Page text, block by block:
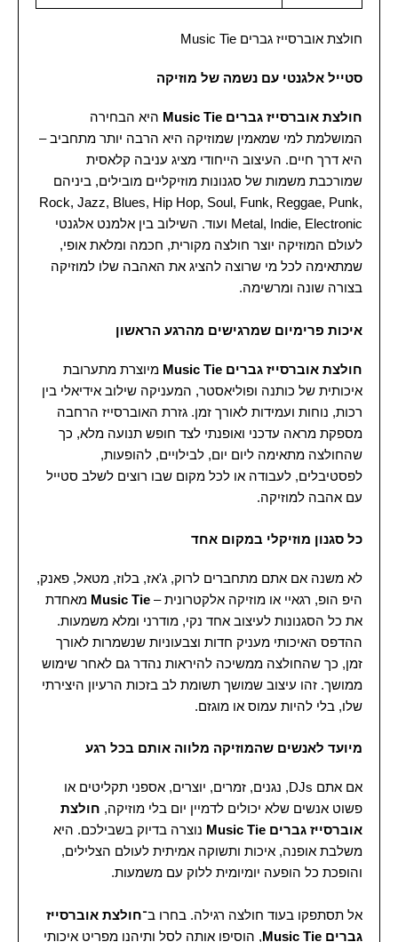
חולצת אוברסייז גברים Music Tie
סטייל אלגנטי עם נשמה של מוזיקה
חולצת אוברסייז גברים Music Tie
היא הבחירה
המושלמת למי שמאמין שמוזיקה היא הרבה יותר מתחביב –
היא דרך חיים. העיצוב הייחודי מציג עניבה קלאסית
שמורכבת משמות של סגנונות מוזיקליים מובילים, ביניהם
Rock, Jazz, Blues, Hip Hop, Soul, Funk, Reggae, Punk,
Metal, Indie, Electronic ועוד. השילוב בין אלמנט אלגנטי
לעולם המוזיקה יוצר חולצה מקורית, חכמה ומלאת אופי,
שמתאימה לכל מי שרוצה להציג את האהבה שלו למוזיקה
בצורה שונה ומרשימה.
איכות פרימיום שמרגישים מהרגע הראשון
חולצת אוברסייז גברים Music Tie
מיוצרת מתערובת
איכותית של כותנה ופוליאסטר, המעניקה שילוב אידיאלי בין
רכות, נוחות ועמידות לאורך זמן. גזרת האוברסייז הרחבה
מספקת מראה עדכני ואופנתי לצד חופש תנועה מלא, כך
שהחולצה מתאימה ליום יום, לבילויים, להופעות,
לפסטיבלים, לעבודה או לכל מקום שבו רוצים לשלב סטייל
עם אהבה למוזיקה.
כל סגנון מוזיקלי במקום אחד
לא משנה אם אתם מתחברים לרוק, ג'אז, בלוז, מטאל, פאנק,
היפ הופ, רגאיי או מוזיקה אלקטרונית – Music Tie מאחדת
את כל הסגנונות לעיצוב אחד נקי, מודרני ומלא משמעות.
ההדפס האיכותי מעניק חדות וצבעוניות שנשמרות לאורך
זמן, כך שהחולצה ממשיכה להיראות נהדר גם לאחר שימוש
ממושך. זהו עיצוב שמושך תשומת לב בזכות הרעיון היצירתי
שלו, בלי להיות עמוס או מוגזם.
מיועד לאנשים שהמוזיקה מלווה אותם בכל רגע
אם אתם DJs, נגנים, זמרים, יוצרים, אספני תקליטים או
פשוט אנשים שלא יכולים לדמיין יום בלי מוזיקה, חולצת
אוברסייז גברים Music Tie
נוצרה בדיוק בשבילכם. היא
משלבת אופנה, איכות ותשוקה אמיתית לעולם הצלילים,
והופכת כל הופעה יומיומית ללוק עם משמעות.
אל תסתפקו בעוד חולצה רגילה. בחרו ב־חולצת אוברסייז
גברים Music Tie
, הוסיפו אותה לסל ותיהנו מפריט איכותי